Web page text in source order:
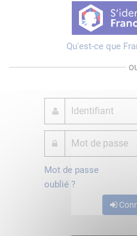
Qu'est-ce que
Mot de passe
oublié ?